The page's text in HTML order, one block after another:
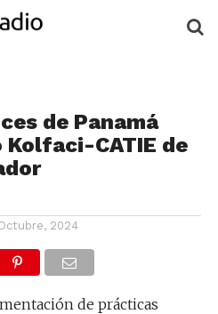
de Panamá
CATIE de
2024
de prácticas